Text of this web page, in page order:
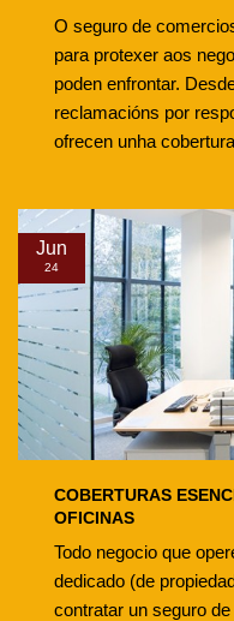
O seguro de
para protexer aos
poden enfrontar.
reclamacións por
ofrecen unha
Jun
24
COBERTURAS
OFICINAS
Todo negocio que
dedicado (de
contratar un seguro